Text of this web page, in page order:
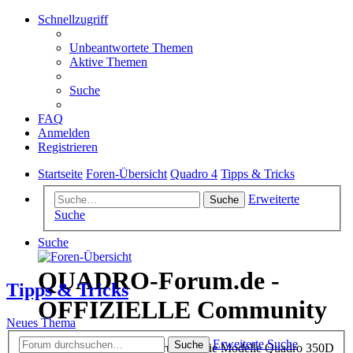
Schnellzugriff
Unbeantwortete Themen
Aktive Themen
Suche
FAQ
Anmelden
Registrieren
Startseite Foren-Übersicht Quadro 4 Tipps & Tricks
Suche
Erweiterte
Suche
Suche
QUADRO-Forum.de -
OFFIZIELLE Community
Das offizielle Quadro-Forum für die Modelle Quadro 350D
Tipps & Tricks
Neues Thema
Suche Erweiterte Suche